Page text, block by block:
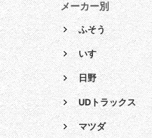
メーカー別
ふそう
いすゞ
日野
UDトラックス
マツダ